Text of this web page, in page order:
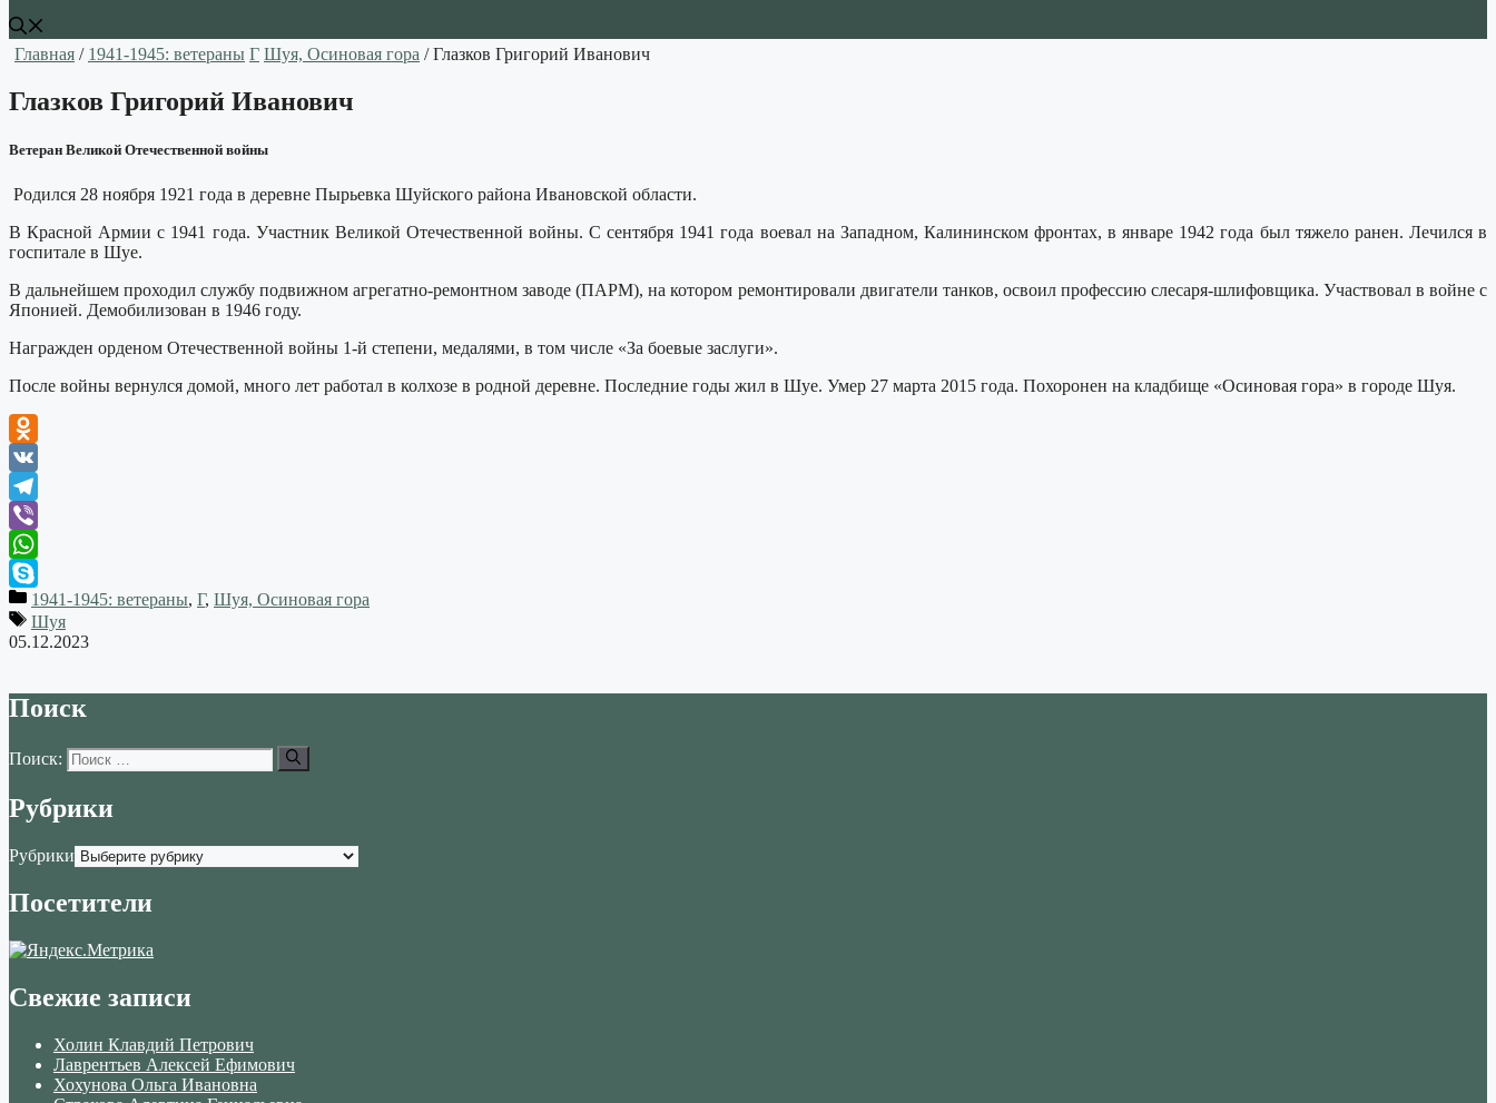
Главная / 1941-1945: ветераны Г Шуя, Осиновая гора / Глазков Григорий Иванович
Глазков Григорий Иванович
Ветеран Великой Отечественной войны
Родился 28 ноября 1921 года в деревне Пырьевка Шуйского района Ивановской области.
В Красной Армии с 1941 года. Участник Великой Отечественной войны. С сентября 1941 года воевал на Западном, Калининском фронтах, в январе 1942 года был тяжело ранен. Лечился в
госпитале в Шуе.
В дальнейшем проходил службу подвижном агрегатно-ремонтном заводе (ПАРМ), на котором ремонтировали двигатели танков, освоил профессию слесаря-шлифовщика. Участвовал в войне с
Японией. Демобилизован в 1946 году.
Награжден орденом Отечественной войны 1-й степени, медалями, в том числе «За боевые заслуги».
После войны вернулся домой, много лет работал в колхозе в родной деревне. Последние годы жил в Шуе. Умер 27 марта 2015 года. Похоронен на кладбище «Осиновая гора» в городе Шуя.
Odnoklassniki
VK
Telegram
Viber
WhatsApp
Skype1941-1945: ветераны, Г, Шуя, Осиновая гора
Шуя
05.12.2023
Поиск
Поиск:
Рубрики
Рубрики
Посетители
Свежие записи
Холин Клавдий Петрович
Лаврентьев Алексей Ефимович
Хохунова Ольга Ивановна